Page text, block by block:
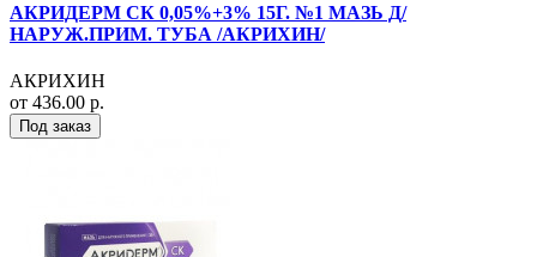
АКРИДЕРМ СК 0,05%+3% 15Г. №1 МАЗЬ Д/
НАРУЖ.ПРИМ. ТУБА /АКРИХИН/
АКРИХИН
от 436.00 р.
Под заказ